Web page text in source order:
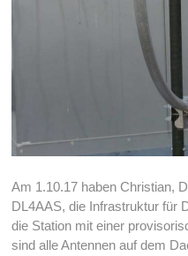
Am 1.10.17 haben Christian,
DL4AAS, die Infrastruktur für
die Station mit einer
sind alle Antennen auf dem